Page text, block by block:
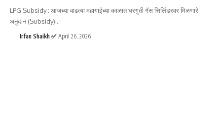
LPG Subsidy : आजच्या वाढत्या महागाईच्या काळात घरगुती गॅस सिलिंडरवर मिळणारे
अनुदान (Subsidy)…
Irfan Shaikh ✅ April 26, 2026